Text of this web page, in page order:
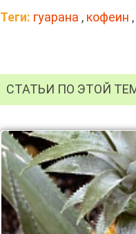
Теги: гуарана , кофеин ,
СТАТЬИ ПО ЭТОЙ